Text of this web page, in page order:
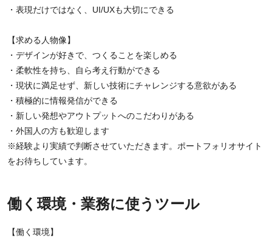
・表現だけではなく、UI/UXも大切にできる
【求める人物像】
・デザインが好きで、つくることを楽しめる
・柔軟性を持ち、自ら考え行動ができる
・現状に満足せず、新しい技術にチャレンジする意欲がある
・積極的に情報発信ができる
・新しい発想やアウトプットへのこだわりがある
・外国人の方も歓迎します
※経験より実績で判断させていただきます。ポートフォリオサイト
をお待ちしています。
働く環境・業務に使うツール
【働く環境】